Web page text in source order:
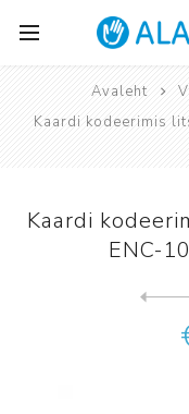
Avaleht
Kaardi kodeerimis
Kaardi
ENC-